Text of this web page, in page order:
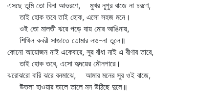
এসছে তুমি তো বিনা আভরণে, মুখর নূপুর বাজে না চরণে,
তাই হোক তবে তাই হোক, এসো সহজ মনে।
ওই তো মালতী ঝরে পড়ে যায় মোর আঙিনায়,
শিথিল কবরী সাজাতে তোমার লও-না তুলে॥
কোনো আয়োজন নাই একেবারে, সুর বাঁধা নাই এ বীণার তারে,
তাই হোক তবে, এসো হৃদয়ের মৌনপারে।
ঝরোঝরো বারি ঝরে বনমাঝে, আমার মনের সুর ওই বাজে,
উতলা হাওয়ার তালে তালে মন উঠিছে দুলে॥